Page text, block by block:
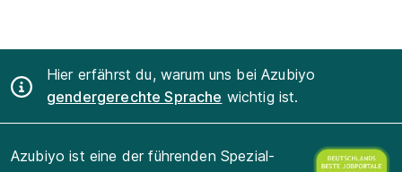
Hier erfährst du, warum uns bei Azubiyo
gendergerechte Sprache wichtig ist.
Azubiyo ist eine der führenden Spezial-